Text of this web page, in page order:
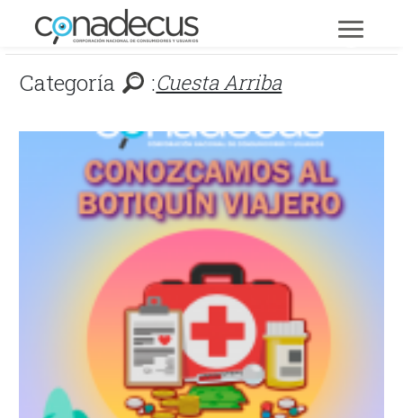
Categoría :Cuesta Arriba